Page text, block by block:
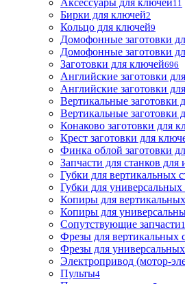
Аксессуары для ключей11
Бирки для ключей2
Кольцо для ключей9
Домофонные заготовки
Домофонные заготовки
Заготовки для ключей696
Английские заготовки
Английские заготовки
Вертикальные заготовки
Вертикальные заготовки
Конаково заготовки для
Крест заготовки для
Финка облой заготовки
Запчасти для станков для
Губки для вертикальных
Губки для универсальных
Копиры для
Копиры для
Сопутствующие запчасти
Фрезы для вертикальных
Фрезы для
Электропривод (мотор-
Пульты4